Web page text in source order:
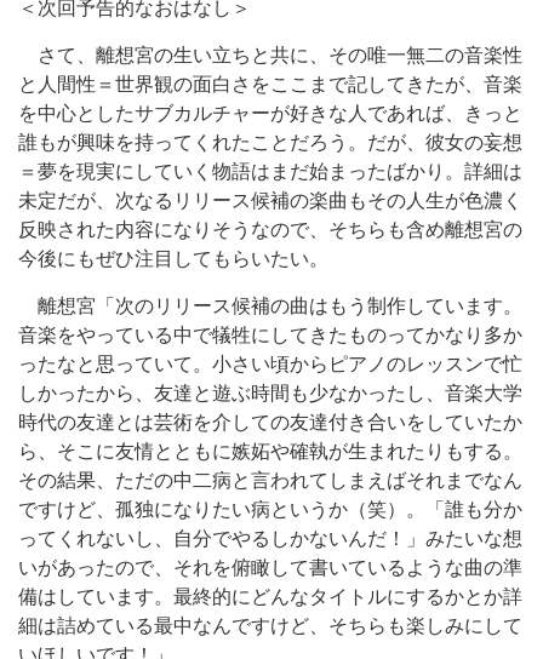
＜次回予告的なおはなし＞
さて、離想宮の生い立ちと共に、その唯一無二の音楽性
と人間性＝世界観の面白さをここまで記してきたが、音楽
を中心としたサブカルチャーが好きな人であれば、きっと
誰もが興味を持ってくれたことだろう。だが、彼女の妄想
＝夢を現実にしていく物語はまだ始まったばかり。詳細は
未定だが、次なるリリース候補の楽曲もその人生が色濃く
反映された内容になりそうなので、そちらも含め離想宮の
今後にもぜひ注目してもらいたい。
離想宮「次のリリース候補の曲はもう制作しています。
音楽をやっている中で犠牲にしてきたものってかなり多か
ったなと思っていて。小さい頃からピアノのレッスンで忙
しかったから、友達と遊ぶ時間も少なかったし、音楽大学
時代の友達とは芸術を介しての友達付き合いをしていたか
ら、そこに友情とともに嫉妬や確執が生まれたりもする。
その結果、ただの中二病と言われてしまえばそれまでなん
ですけど、孤独になりたい病というか（笑）。「誰も分か
ってくれないし、自分でやるしかないんだ！」みたいな想
いがあったので、それを俯瞰して書いているような曲の準
備はしています。最終的にどんなタイトルにするかとか詳
細は詰めている最中なんですけど、そちらも楽しみにして
いほしいです！」